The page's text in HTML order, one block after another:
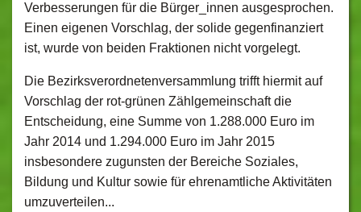
Verbesserungen für die Bürger_innen ausgesprochen.
Einen eigenen Vorschlag, der solide gegenfinanziert
ist, wurde von beiden Fraktionen nicht vorgelegt.
Die Bezirksverordnetenversammlung trifft hiermit auf
Vorschlag der rot-grünen Zählgemeinschaft die
Entscheidung, eine Summe von 1.288.000 Euro im
Jahr 2014 und 1.294.000 Euro im Jahr 2015
insbesondere zugunsten der Bereiche Soziales,
Bildung und Kultur sowie für ehrenamtliche Aktivitäten
umzuverteilen...